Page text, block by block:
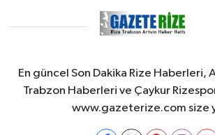
En güncel Son Dakika Rize Haberleri,
Trabzon Haberleri ve Çaykur
www.gazeterize.com size